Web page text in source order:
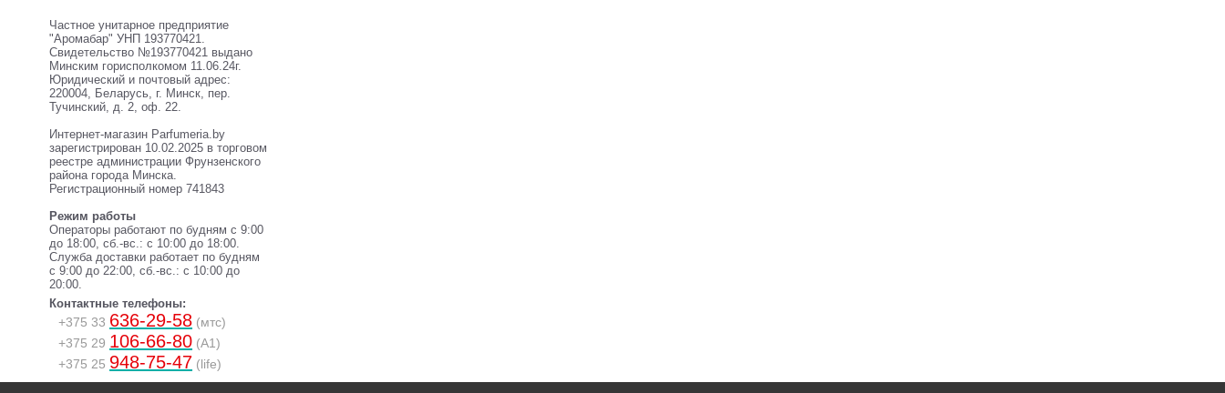
Частное унитарное предприятие
"Аромабар" УНП 193770421.
Свидетельство №193770421 выдано
Минским горисполкомом 11.06.24г.
Юридический и почтовый адрес:
220004, Беларусь, г. Минск, пер.
Тучинский, д. 2, оф. 22.
Интернет-магазин Parfumeria.by
зарегистрирован 10.02.2025 в торговом
реестре администрации Фрунзенского
района города Минска.
Регистрационный номер 741843
Режим работы
Операторы работают по будням с 9:00
до 18:00, сб.-вс.: с 10:00 до 18:00.
Служба доставки работает по будням
с 9:00 до 22:00, сб.-вс.: с 10:00 до
20:00.
Контактные телефоны:
+375 33 636-29-58 (мтс)
+375 29 106-66-80 (A1)
+375 25 948-75-47 (life)